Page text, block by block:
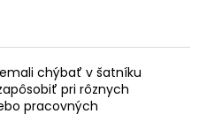
chýbať v šatníku
pri rôznych
pracovných